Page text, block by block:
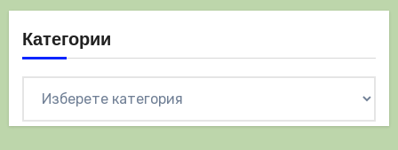
Категории